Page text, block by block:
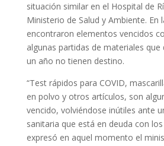
situación similar en el Hospital de
Ministerio de Salud y Ambiente. En
encontraron elementos vencidos
algunas partidas de materiales que
un año no tienen destino.
“Test rápidos para COVID,
en polvo y otros artículos, son
vencido, volviéndose inútiles ante
sanitaria que está en deuda con
expresó en aquel momento el